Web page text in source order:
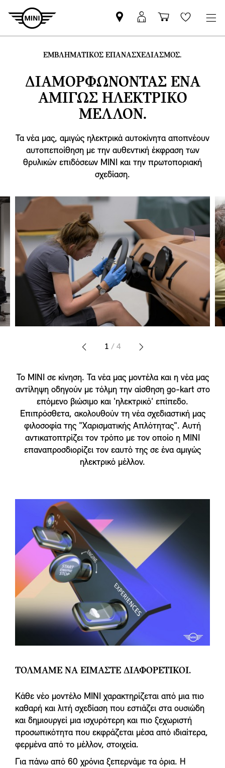
Βρείτε
Επίσημο
MINI
ΜΙΝΙ
Αpp
Καλάθι
αγορών
Wishlist
ΕΜΒΛΗΜΑΤΙΚΟΣ ΕΠΑΝΑΣΧΕΔΙΑΣΜΟΣ.
ΔΙΑΜΟΡΦΩΝΟΝΤΑΣ ΕΝΑ
ΑΜΙΓΩΣ ΗΛΕΚΤΡΙΚΟ
ΜΕΛΛΟΝ.
Τα νέα μας, αμιγώς ηλεκτρικά αυτοκίνητα αποπνέουν
αυτοπεποίθηση με την αυθεντική έκφραση των
θρυλικών επιδόσεων MINI και την πρωτοποριακή
σχεδίαση.
1 / 4
Το MINI σε κίνηση. Τα νέα μας μοντέλα και η νέα μας
αντίληψη οδηγούν με τόλμη την αίσθηση go-kart στο
επόμενο βιώσιμο και 'ηλεκτρικό' επίπεδο.
Επιπρόσθετα, ακολουθούν τη νέα σχεδιαστική μας
φιλοσοφία της "Χαρισματικής Απλότητας". Αυτή
αντικατοπτρίζει τον τρόπο με τον οποίο η MINI
επαναπροσδιορίζει τον εαυτό της σε ένα αμιγώς
ηλεκτρικό μέλλον.
ΤΟΛΜΆΜΕ ΝΑ ΕΊΜΑΣΤΕ ΔΙΑΦΟΡΕΤΙΚΟΊ.
Κάθε νέο μοντέλο ΜΙΝΙ χαρακτηρίζεται από μια πιο
καθαρή και λιτή σχεδίαση που εστιάζει στα ουσιώδη
και δημιουργεί μια ισχυρότερη και πιο ξεχωριστή
προσωπικότητα που εκφράζεται μέσα από ιδιαίτερα,
φερμένα από το μέλλον, στοιχεία.
Για πάνω από 60 χρόνια ξεπερνάμε τα όρια. Η